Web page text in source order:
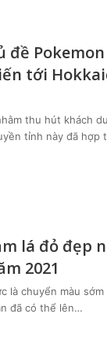
đề
tới
thu hút khách
tỉnh này đã hợp
lá đỏ đẹp
2021
là chuyển màu
đã có thể lên…